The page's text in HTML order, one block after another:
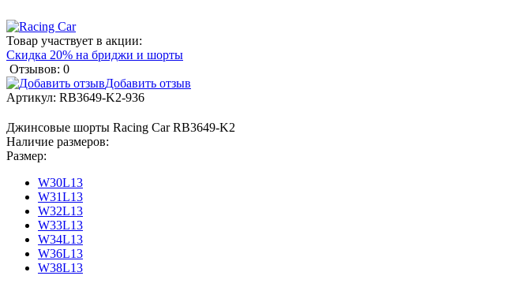
Товар участвует в акции:
Скидка 20% на бриджи и шорты
Отзывов: 0
Добавить отзыв
Артикул: RB3649-K2-936
Джинсовые шорты Racing Car RB3649-K2
Наличие размеров:
Размер:
W30L13
W31L13
W32L13
W33L13
W34L13
W36L13
W38L13